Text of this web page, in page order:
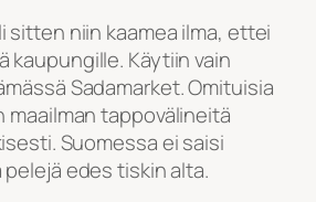
sitten niin kaamea ilma, ettei
kaupungille. Käytiin vain
Sadamarket. Omituisia
maailman tappovälineitä
Suomessa ei saisi
edes tiskin alta.